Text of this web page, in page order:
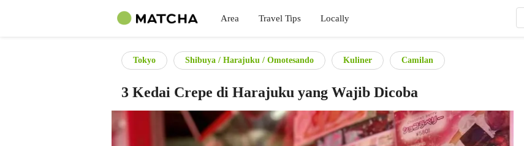
Area Travel Tips Locally
Tokyo Shibuya / Harajuku / Omotesando Kuliner Camilan
3 Kedai Crepe di Harajuku yang Wajib Dicoba